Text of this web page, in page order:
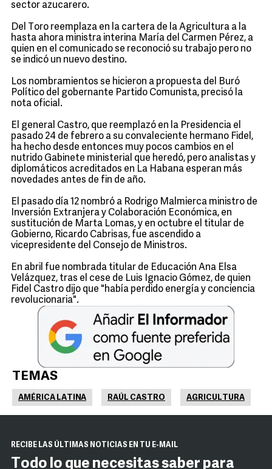
sector azucarero.
Del Toro reemplaza en la cartera de la Agricultura a la
hasta ahora ministra interina María del Carmen Pérez, a
quien en el comunicado se reconoció su trabajo pero no
se indicó un nuevo destino.
Los nombramientos se hicieron a propuesta del Buró
Político del gobernante Partido Comunista, precisó la
nota oficial.
El general Castro, que reemplazó en la Presidencia el
pasado 24 de febrero a su convaleciente hermano Fidel,
ha hecho desde entonces muy pocos cambios en el
nutrido Gabinete ministerial que heredó, pero analistas y
diplomáticos acreditados en La Habana esperan más
novedades antes de fin de año.
El pasado día 12 nombró a Rodrigo Malmierca ministro de
Inversión Extranjera y Colaboración Económica, en
sustitución de Marta Lomas, y en octubre el titular de
Gobierno, Ricardo Cabrisas, fue ascendido a
vicepresidente del Consejo de Ministros.
En abril fue nombrada titular de Educación Ana Elsa
Velázquez, tras el cese de Luis Ignacio Gómez, de quien
Fidel Castro dijo que "había perdido energía y conciencia
revolucionaria".
TEMAS
AMÉRICA LATINA RAÚL CASTRO AGRICULTURA
RECIBE LAS ÚLTIMAS NOTICIAS EN TU E-MAIL
Todo lo que necesitas saber para